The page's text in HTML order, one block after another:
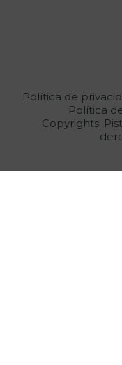
Copyrights.
Política de
Política